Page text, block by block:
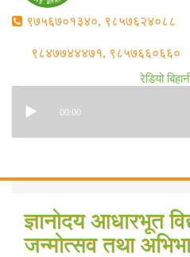
९७५६७०१३४०, ९८५७६२४०८८
९८४७७४४४७१, ९८५७६६०६६०
रेडियो
00:00
ज्ञानोदय आधारभूत
जन्मोत्सव तथा